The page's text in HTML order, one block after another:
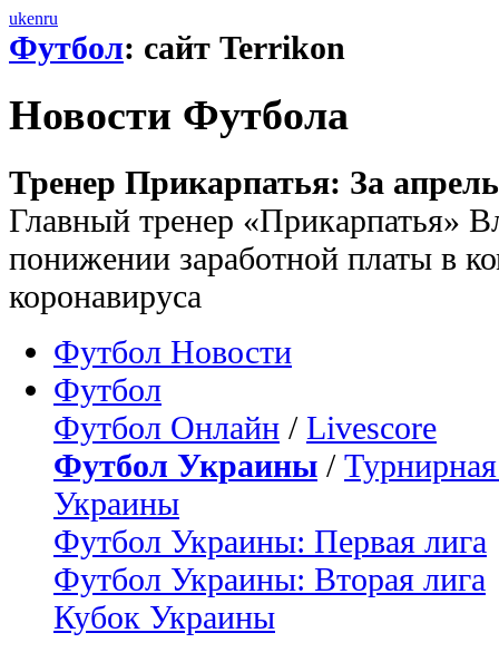
ukenru
Футбол: сайт Terrikon
Новости Футбола
Тренер Прикарпатья: За
Главный тренер «Прикарпатья»
понижении заработной платы в
коронавируса
Футбол Новости
Футбол
Футбол Онлайн / Livescore
Футбол Украины /
Украины
Футбол Украины: Первая лига
Футбол Украины: Вторая лига
Кубок Украины